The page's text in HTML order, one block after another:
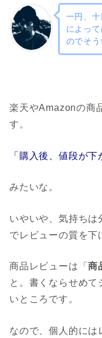
一円、
によっ
のでそ
楽天やAmazonの商
す。
「購入後、値段が
みたいな。
いやいや、気持ちは
でレビューの質を下
商品レビューは「商
と。書くならせめて
いところです。
なので、個人的には